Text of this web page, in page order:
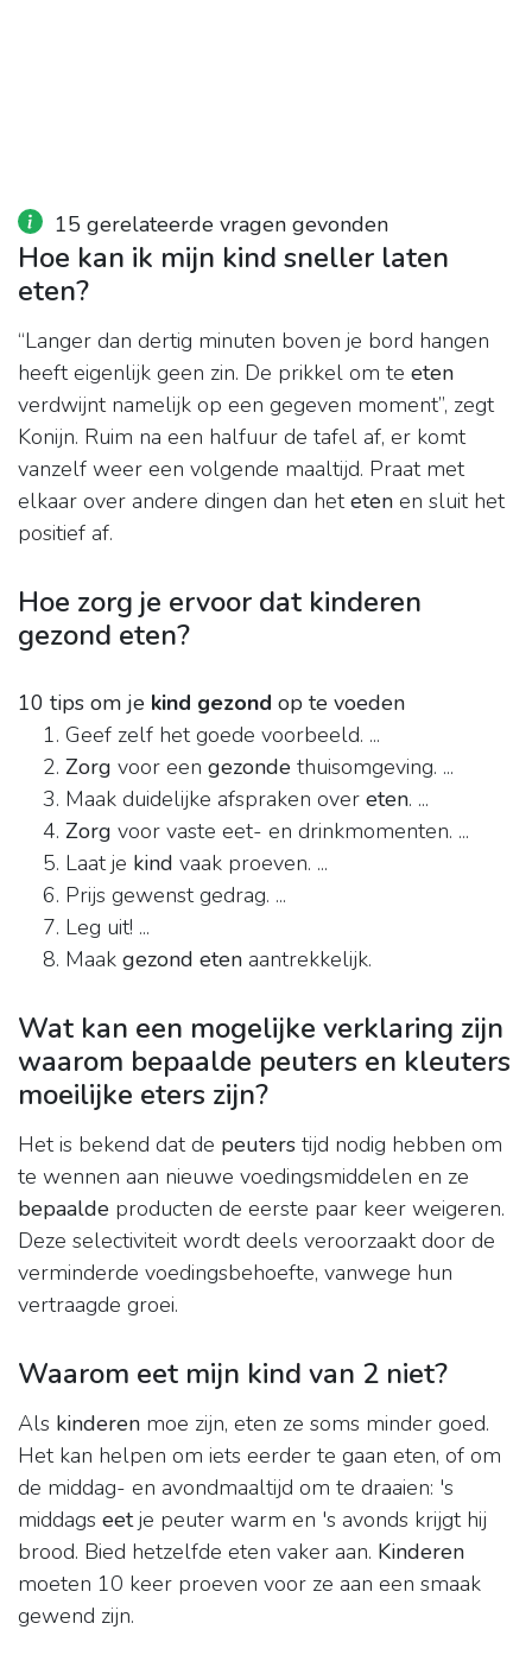
15 gerelateerde vragen gevonden
Hoe kan ik mijn kind sneller laten
eten?
“Langer dan dertig minuten boven je bord hangen
heeft eigenlijk geen zin. De prikkel om te eten
verdwijnt namelijk op een gegeven moment”, zegt
Konijn. Ruim na een halfuur de tafel af, er komt
vanzelf weer een volgende maaltijd. Praat met
elkaar over andere dingen dan heteten en sluit het
positief af.
Hoe zorg je ervoor dat kinderen
gezond eten?
10 tips om je kind gezond op te voeden
Geef zelf het goede voorbeeld. ...
Zorg voor een gezonde thuisomgeving. ...
Maak duidelijke afspraken over eten. ...
Zorg voor vaste eet- en drinkmomenten. ...
Laat je kind vaak proeven. ...
Prijs gewenst gedrag. ...
Leg uit! ...
Maak gezond eten aantrekkelijk.
Wat kan een mogelijke verklaring zijn
waarom bepaalde peuters en kleuters
moeilijke eters zijn?
Het is bekend dat de peuters tijd nodig hebben om
te wennen aan nieuwe voedingsmiddelen en ze
bepaalde producten de eerste paar keer weigeren.
Deze selectiviteit wordt deels veroorzaakt door de
verminderde voedingsbehoefte, vanwege hun
vertraagde groei.
Waarom eet mijn kind van 2 niet?
Als kinderen moe zijn, eten ze soms minder goed.
Het kan helpen om iets eerder te gaan eten, of om
de middag- en avondmaaltijd om te draaien: 's
middags eetje peuter warm en 's avonds krijgt hij
brood. Bied hetzelfde eten vaker aan. Kinderen
moeten 10 keer proeven voor ze aan een smaak
gewend zijn.